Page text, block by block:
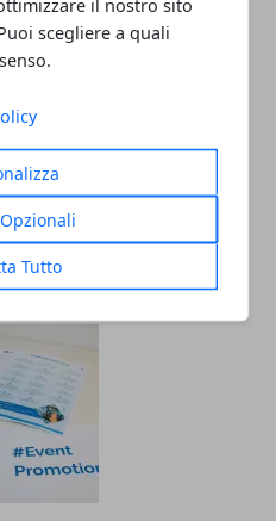
scegliere a quali
Tutto
sono le città più